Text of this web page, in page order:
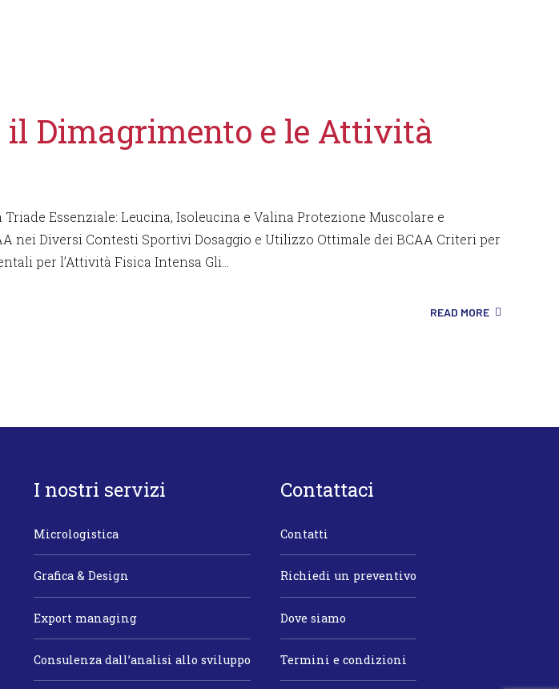
il Dimagrimento e le Attività
Essenziale: Leucina, Isoleucina e Valina Protezione Muscolare e
nei Diversi Contesti Sportivi Dosaggio e Utilizzo Ottimale dei BCAA Criteri per
per l’Attività Fisica Intensa Gli...
READ MORE
I nostri servizi
Micrologistica
Grafica & Design
Export managing
Consulenza dall’analisi allo sviluppo
Contattaci
Contatti
Richiedi un preventivo
Dove siamo
Termini e condizioni